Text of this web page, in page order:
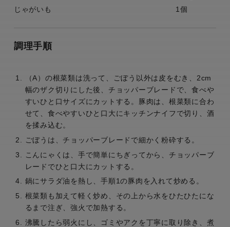
じゃがいも
1個
調理手順
（A）の根菜類は洗って、ごぼう以外は皮をむき、2cm
幅のザク切りにした後、チョッパーブレードで、食べや
すいひと口サイズにカットする。豚肉は、根菜類に合わ
せて、食べやすいひと口大にキッチンナイフで切り、酒
を揉み込む。
ごぼうは、チョッパーブレードで細かく粉砕する。
こんにゃくは、手で簡単にちぎってから、チョッパーブ
レードでひと口大にカットする。
鍋にサラダ油を熱し、手順1の豚肉を入れて炒める。
根菜類も加えて軽く炒め、その上から水をひたひたにな
るまで注ぎ、強火で加熱する。
沸騰したら弱火にし、ゴミやアクを丁寧に取り除き、煮